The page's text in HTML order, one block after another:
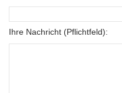
Ihre Nachricht (Pflichtfeld):